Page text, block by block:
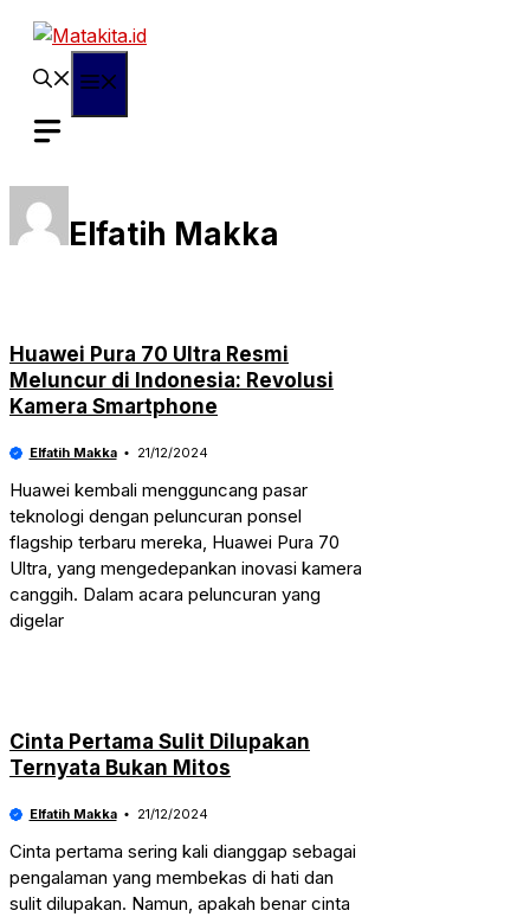
Langsung
Elfatih Makka
Huawei Pura 70 Ultra Resmi
Meluncur di Indonesia: Revolusi
Kamera Smartphone
Elfatih Makka 21/12/2024
Huawei kembali mengguncang pasar
teknologi dengan peluncuran ponsel
flagship terbaru mereka, Huawei Pura 70
Ultra, yang mengedepankan inovasi kamera
canggih. Dalam acara peluncuran yang
digelar
Cinta Pertama Sulit Dilupakan
Ternyata Bukan Mitos
Elfatih Makka 21/12/2024
Cinta pertama sering kali dianggap sebagai
pengalaman yang membekas di hati dan
sulit dilupakan. Namun, apakah benar cinta